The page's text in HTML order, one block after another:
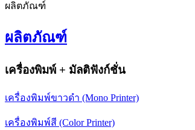
ผลิตภัณฑ์
ผลิตภัณฑ์
เครื่องพิมพ์ + มัลติฟังก์ชั่น
เครื่องพิมพ์ขาวดำ (Mono Printer)
เครื่องพิมพ์สี (Color Printer)